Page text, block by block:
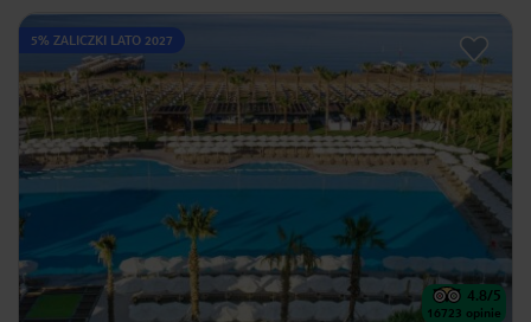
5% ZALICZKI LATO 2027
4.8/5
16723 opinie